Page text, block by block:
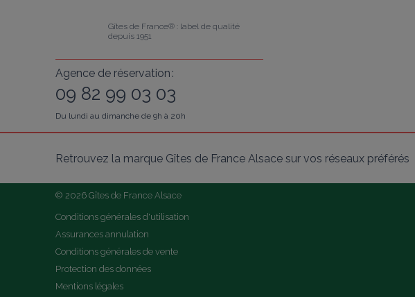
Gîtes de France® : label de qualité
depuis 1951
Agence de réservation :
09 82 99 03 03
Du lundi au dimanche de 9h à 20h
Retrouvez la marque Gîtes de France Alsace sur vos réseaux préférés
© 2026 Gîtes de France Alsace
Conditions générales d'utilisation
Assurances annulation
Conditions générales de vente
Protection des données
Mentions légales